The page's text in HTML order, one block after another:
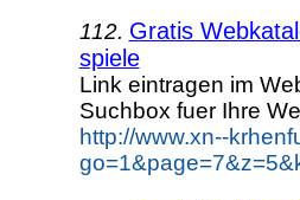
112. Gratis
spiele
Link eintragen im
Suchbox fuer Ihre
http://www.xn--